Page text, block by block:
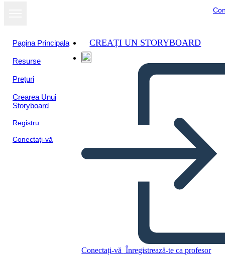
Pagina Principala
Resurse
Prețuri
Crearea Unui
Storyboard
Registru
Conectați-vă
CREAȚI UN STORYBOARD
Conectați-vă Înregistrează-te ca profesor
Plantilla de Comparación de
Potencia